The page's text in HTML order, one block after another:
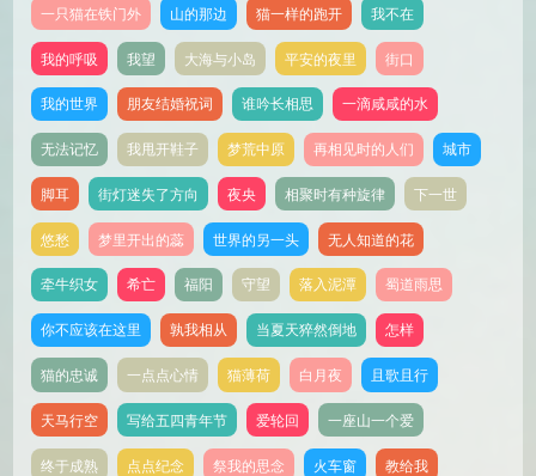
一只猫在铁门外 山的那边 猫一样的跑开 我不在
我的呼吸 我望 大海与小岛 平安的夜里 街口
我的世界 朋友结婚祝词 谁吟长相思 一滴咸咸的水
无法记忆 我甩开鞋子 梦荒中原 再相见时的人们 城市
脚耳 街灯迷失了方向 夜央 相聚时有种旋律 下一世
悠愁 梦里开出的蕊 世界的另一头 无人知道的花
牵牛织女 希亡 福阳 守望 落入泥潭 蜀道雨思
你不应该在这里 孰我相从 当夏天猝然倒地 怎样
猫的忠诚 一点点心情 猫薄荷 白月夜 且歌且行
天马行空 写给五四青年节 爱轮回 一座山一个爱
终于成熟 点点纪念 祭我的思念 火车窗 教给我